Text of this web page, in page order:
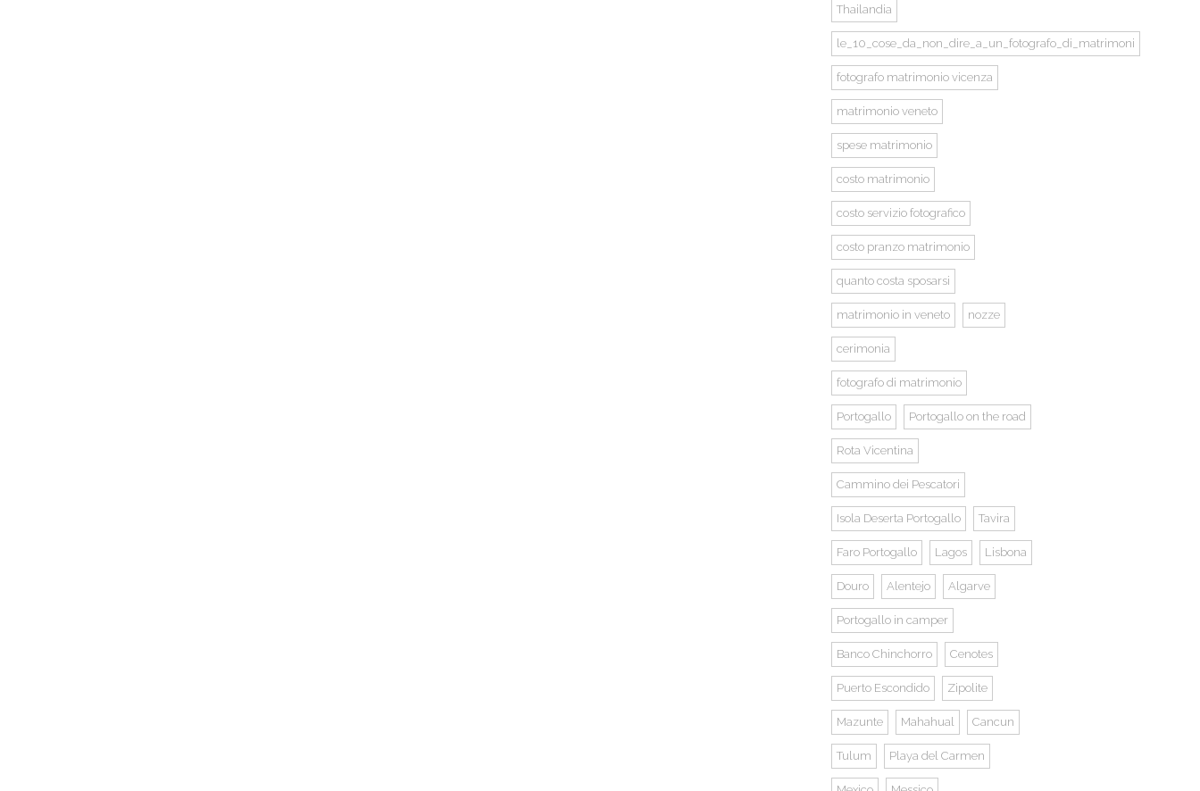
Thailandia
le_10_cose_da_non_dire_a_un_fotografo_di_matrimoni
fotografo matrimonio vicenza
matrimonio veneto
spese matrimonio
costo matrimonio
costo servizio fotografico
costo pranzo matrimonio
quanto costa sposarsi
matrimonio in veneto nozze
cerimonia
fotografo di matrimonio
Portogallo Portogallo on the road
Rota Vicentina
Cammino dei Pescatori
Isola Deserta Portogallo Tavira
Faro Portogallo Lagos Lisbona
Douro Alentejo Algarve
Portogallo in camper
Banco Chinchorro Cenotes
Puerto Escondido Zipolite
Mazunte Mahahual Cancun
Tulum Playa del Carmen